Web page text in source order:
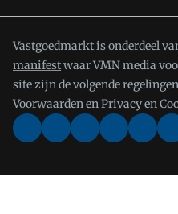
Vastgoedmarkt is onderdeel
manifestwaar VMN media
site zijn de volgende
VoorwaardenenPrivacy en